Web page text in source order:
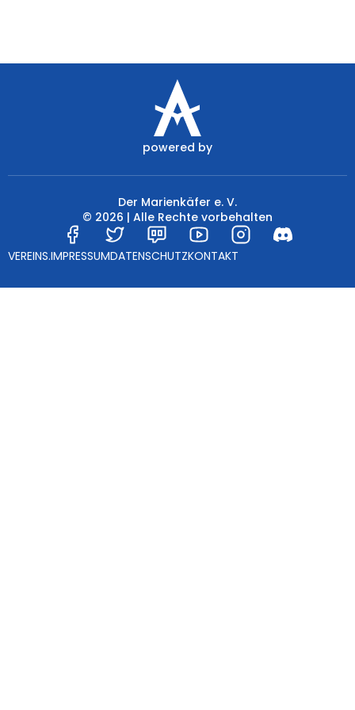
powered by
Der Marienkäfer e. V.
© 2026 | Alle Rechte vorbehalten
VEREINS.IMPRESSUMDATENSCHUTZKONTAKT